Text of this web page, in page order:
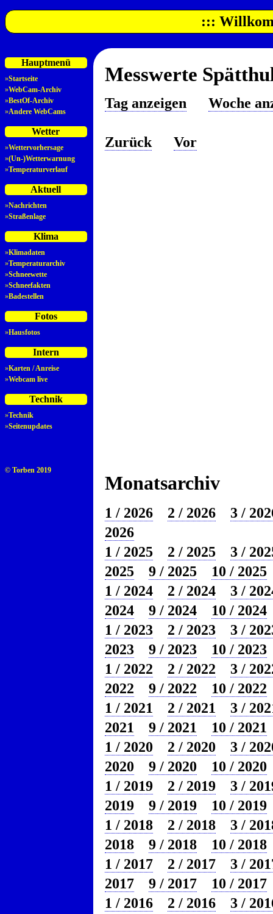
:::
Hauptmenü
»Startseite
»WebCam-Archiv
»BestOf-Archiv
»Andere WebCams
Wetter
»Wettervorhersage
»(Un-)Wetterwarnung
»Temperaturverlauf
Aktuell
»Nachrichten
»Straßenlage
Klima
»Klimadaten
»Temperaturarchiv
»Schneewette
»Schneefakten
»Badestellen
Fotos
»Hausfotos
Intern
»Karten / Anreise
»Webcam live
Technik
»Technik
»Seitenupdates
© Torben 2019
Messwerte
Tag anzeigen Woche
Zurück Vor
Monatsarchiv
1 / 2026 2 / 2026
3 /
2026
1 / 2025
2 / 2025
3 /
2025
9 / 2025
10 / 2025
1 / 2024
2 / 2024
3 /
2024
9 / 2024
10 / 2024
1 / 2023
2 / 2023
3 /
2023
9 / 2023
10 / 2023
1 / 2022
2 / 2022
3 /
2022
9 / 2022
10 / 2022
1 / 2021
2 / 2021
3 /
2021
9 / 2021
10 / 2021
1 / 2020
2 / 2020
3 /
2020
9 / 2020
10 / 2020
1 / 2019
2 / 2019
3 /
2019
9 / 2019
10 / 2019
1 / 2018
2 / 2018
3 /
2018
9 / 2018
10 / 2018
1 / 2017
2 / 2017
3 /
2017
9 / 2017
10 / 2017
1 / 2016
2 / 2016
3 /